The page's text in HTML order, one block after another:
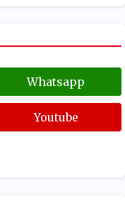
Whatsapp
Youtube